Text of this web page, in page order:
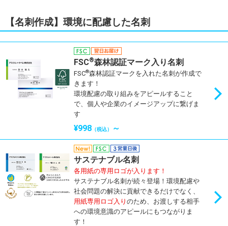
【名刺作成】環境に配慮した名刺
FSC®森林認証マーク入り名刺
FSC®森林認証マークを入れた名刺が作成で
きます！
環境配慮の取り組みをアピールすること
で、個人や企業のイメージアップに繋げま
す
¥998 （税込） ～
サステナブル名刺
各用紙の専用ロゴが入ります！
サステナブル名刺が続々登場！環境配慮や
社会問題の解決に貢献できるだけでなく、
用紙専用ロゴ入りのため、お渡しする相手
への環境意識のアピールにもつながりま
す！